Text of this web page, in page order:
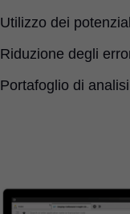
Utilizzo dei
Riduzione degli
Portafoglio di